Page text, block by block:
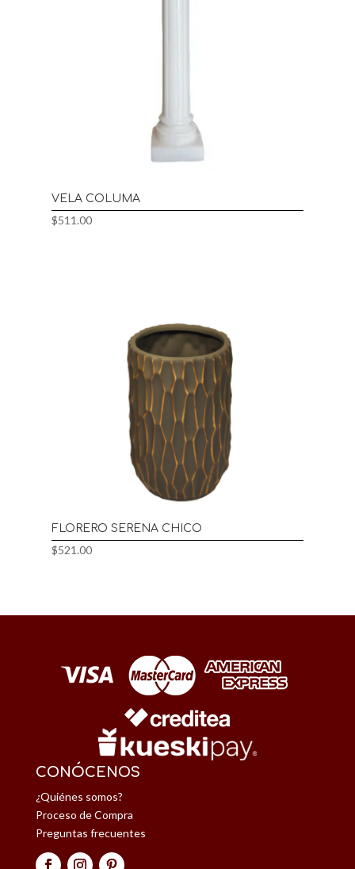
VELA COLUMA
$511.00
FLORERO SERENA CHICO
$521.00
CONÓCENOS
¿Quiénes somos?
Proceso de Compra
Preguntas frecuentes